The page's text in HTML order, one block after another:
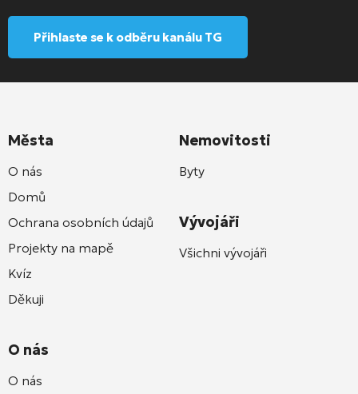
Přihlaste se k odběru kanálu TG
Města
O nás
Domů
Ochrana osobních údajů
Projekty na mapě
Kvíz
Děkuji
O nás
O nás
Nemovitosti
Byty
Vývojáři
Všichni vývojáři